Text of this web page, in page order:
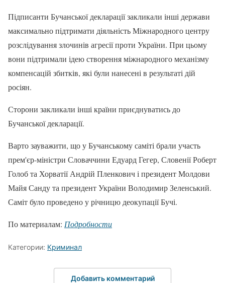
Підписанти Бучанської декларації закликали інші держави
максимально підтримати діяльність Міжнародного центру
розслідування злочинів агресії проти України. При цьому
вони підтримали ідею створення міжнародного механізму
компенсацій збитків, які були нанесені в результаті дій
росіян.
Сторони закликали інші країни приєднуватись до
Бучанської декларації.
Варто зауважити, що у Бучанському саміті брали участь
прем'єр-міністри Словаччини Едуард Гегер, Словенії Роберт
Голоб та Хорватії Андрій Пленкович і президент Молдови
Майя Санду та президент України Володимир Зеленський.
Саміт було проведено у річницю деокупації Бучі.
По материалам: Подробности
Категории: Криминал
Добавить комментарий